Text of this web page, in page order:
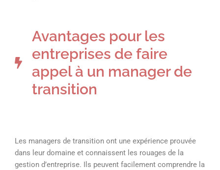
Avantages pour les
entreprises de faire
appel à un manager de
transition
Les managers de transition ont une expérience prouvée
dans leur domaine et connaissent les rouages de la
gestion d’entreprise. Ils peuvent facilement comprendre la